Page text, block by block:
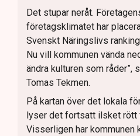
Det stupar neråt.
företagsklimatet har
Svenskt Näringslivs
Nu vill kommunen vända
ändra kulturen som råder”,
Tomas Tekmen.
På kartan över det lokala
lyser det fortsatt ilsket rött
Visserligen har kommunen